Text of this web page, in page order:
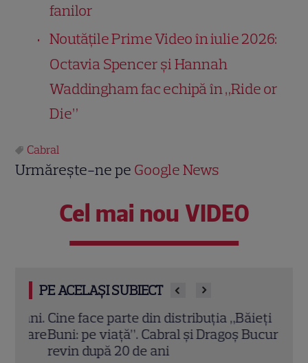
fanilor
Noutățile Prime Video în iulie 2026:
Octavia Spencer și Hannah
Waddingham fac echipă în „Ride or
Die”
Cabral
Urmărește-ne pe Google News
Cel mai nou VIDEO
PE ACELAȘI SUBIECT
Cine face parte din distribuția „Băieți
Buni: pe viață”. Cabral și Dragoș Bucur
revin după 20 de ani